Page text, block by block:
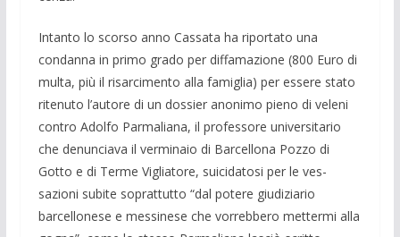
Intanto lo scorso anno Cassata ha ripor­tato una
condanna in primo grado per dif­famazione (800 Euro di
multa, più il risar­cimento alla famiglia) per essere stato
ri­tenuto l’autore di un dossier anonimo pie­no di veleni
contro Adolfo Parmaliana, il professore universitario
che denunciava il verminaio di Barcellona Pozzo di
Gotto e di Terme Vigliatore, suicidatosi per le ves­
sazioni subite soprattutto “dal potere giu­diziario
barcellonese e messinese che vor­rebbero mettermi alla